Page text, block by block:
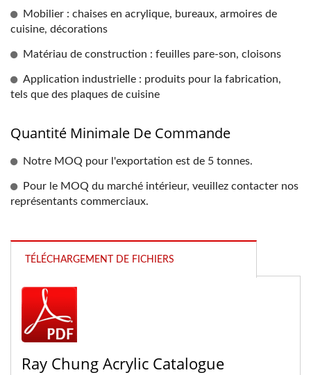
Mobilier : chaises en acrylique, bureaux, armoires de
cuisine, décorations
Matériau de construction : feuilles pare-son, cloisons
Application industrielle : produits pour la fabrication,
tels que des plaques de cuisine
Quantité Minimale De Commande
Notre MOQ pour l'exportation est de 5 tonnes.
Pour le MOQ du marché intérieur, veuillez contacter nos
représentants commerciaux.
TÉLÉCHARGEMENT DE FICHIERS
Ray Chung Acrylic Catalogue